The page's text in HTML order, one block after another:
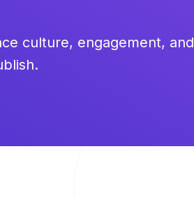
culture, engagement, and